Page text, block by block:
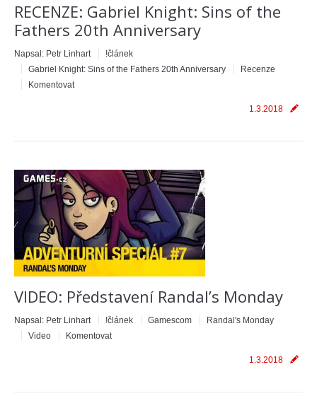
RECENZE: Gabriel Knight: Sins of the
Fathers 20th Anniversary
Napsal: Petr Linhart
!článek
Gabriel Knight: Sins of the Fathers 20th Anniversary
Recenze
Komentovat
1.3.2018
VIDEO: Představení Randal’s Monday
Napsal: Petr Linhart !článek Gamescom
Randal's Monday
Video
Komentovat
1.3.2018